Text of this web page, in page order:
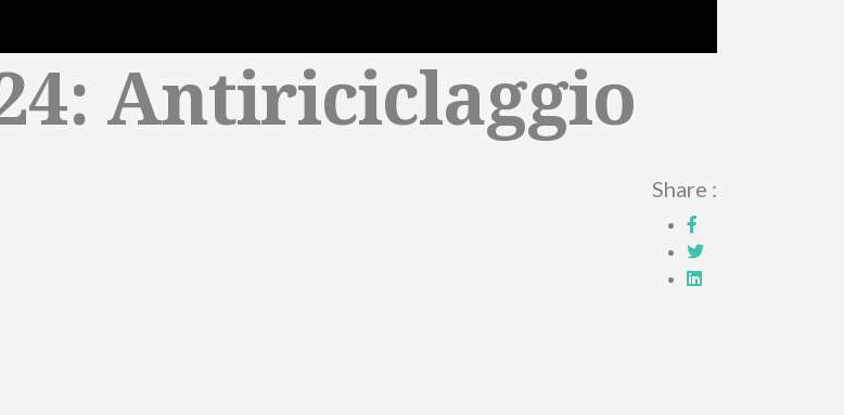
Antiriciclaggio
Share :